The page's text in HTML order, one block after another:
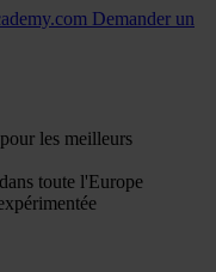
Demander un
les meilleurs
toute l'Europe